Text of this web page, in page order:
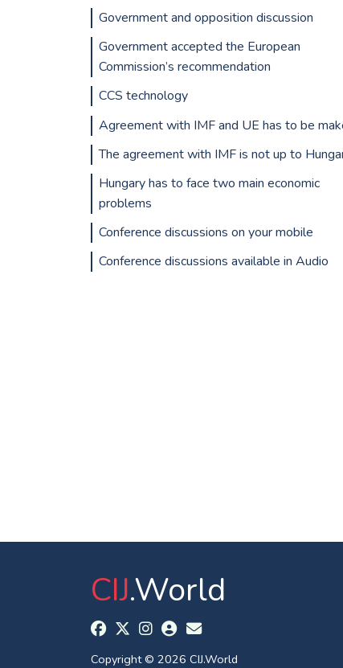
Government and opposition discussion
Government accepted the European
Commission’s recommendation
CCS technology
Agreement with IMF and UE has to be
The agreement with IMF is not up to
Hungary has to face two main economic
problems
Conference discussions on your mobile
Conference discussions available in Audio
CIJ.World
Copyright © 2026 CIJ.World